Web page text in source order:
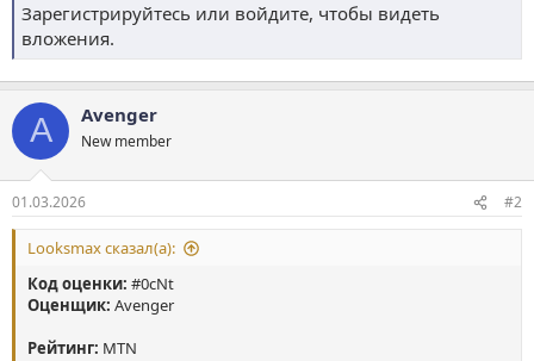
Зарегистрируйтесь или войдите, чтобы видеть
вложения.
A Avenger
New member
01.03.2026 #2
Looksmax сказал(а):
Код оценки: #0cNt
Оценщик: Avenger
Рейтинг: MTN